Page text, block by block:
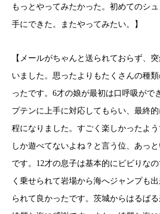
もっとやってみたかった。初めてのシ
手にできた。またやってみたい。】
【メールがちゃんと送られておらず、
いました。思ったよりもたくさんの種
ったです。6才の娘が最初は口呼吸がで
プテンに上手に対応してもらい、最終
程になりました。すごく楽しかったよ
しか遊べてないよね？と言う位、あっ
です。12才の息子は基本的にビビりな
く乗せられて岩場から海へジャンプも
られて良かったです。茨城からはるばる